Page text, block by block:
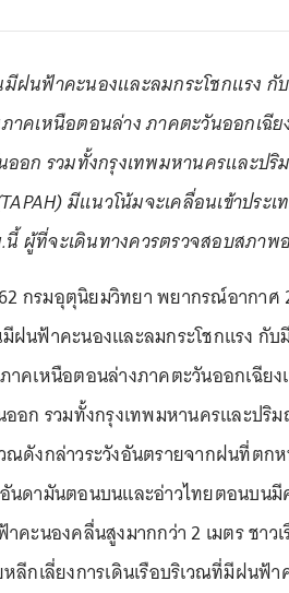
ฝนฟ้าคะนองและลมกระโชกแรง
าคเหนือตอนล่าง ภาคตะวันออกเฉี
ออก รวมทั้งกรุงเทพมหานครและ
มีแนวโน้มจะเคลื่อนเข้าปร
นี้ ผู้ที่จะเดินทางควรตรวจสอบสภาพ
กรมอุตุนิยมวิทยา พยากรณ์อากาศ
ฝนฟ้าคะนองและลมกระโชกแรง กั
าคเหนือตอนล่างภาคตะวันออกเฉีย
อก รวมทั้งกรุงเทพมหานครและปริ
ณดังกล่าวระวังอันตรายจากฝนที่ต
นดามันตอนบนและอ่าวไทยตอนบน
คะนองคลื่นสูงมากกว่า 2 เมตร ชาวเ
ลีกเลี่ยงการเดินเรือบริเวณที่มีฝนฟ้า